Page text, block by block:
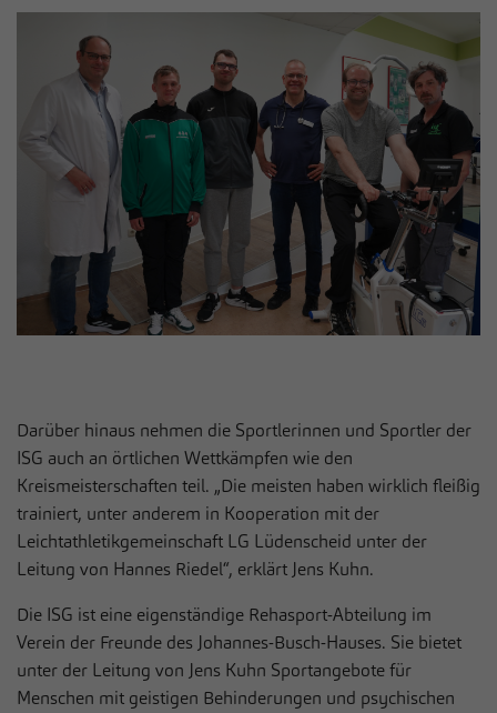
Darüber hinaus nehmen die Sportlerinnen und Sportler der
ISG auch an örtlichen Wettkämpfen wie den
Kreismeisterschaften teil. „Die meisten haben wirklich fleißig
trainiert, unter anderem in Kooperation mit der
Leichtathletikgemeinschaft LG Lüdenscheid unter der
Leitung von Hannes Riedel“, erklärt Jens Kuhn.
Die ISG ist eine eigenständige Rehasport-Abteilung im
Verein der Freunde des Johannes-Busch-Hauses. Sie bietet
unter der Leitung von Jens Kuhn Sportangebote für
Menschen mit geistigen Behinderungen und psychischen
Zugang zu geschützten Bereichen gewährt.
Zweck
Cookie von Matomo für Website-Analysen.
Erzeugt statistische Daten darüber, wie der
Besucher die Website nutzt.
Wir verwenden auf unserer Website externe Inhalte, um Ihnen
zusätzliche Informationen anzubieten.